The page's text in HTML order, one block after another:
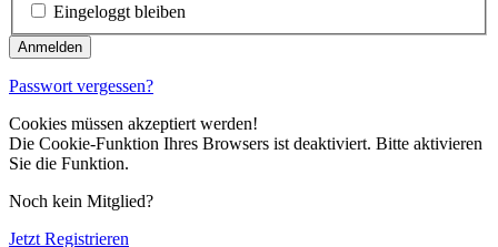
Eingeloggt bleiben
Passwort vergessen?
Cookies müssen akzeptiert werden!
Die Cookie-Funktion Ihres Browsers ist deaktiviert. Bitte aktivieren
Sie die Funktion.
Noch kein Mitglied?
Jetzt Registrieren